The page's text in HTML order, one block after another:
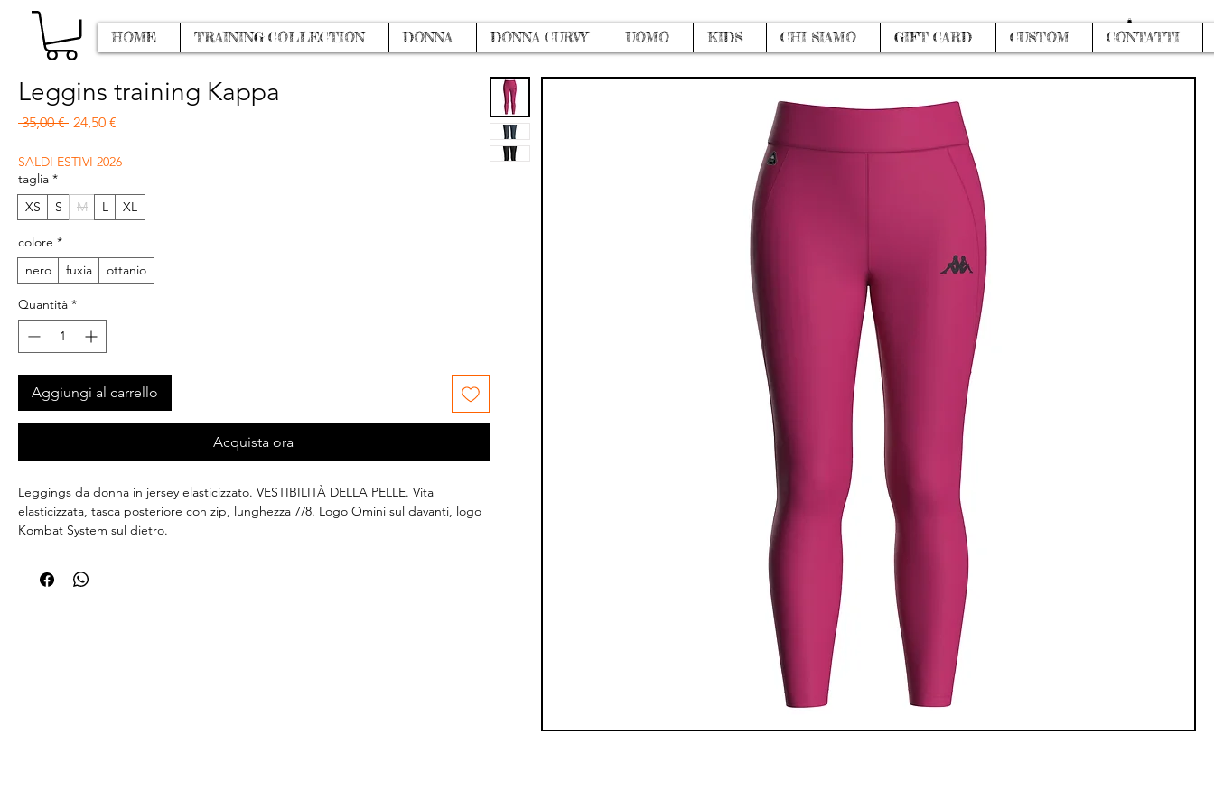
Accedi
HOME TRAINING COLLECTION DONNA DONNA CURVY UOMO KIDS CHI SIAMO GIFT CARD CUSTOM CONTATTI
Leggins training Kappa
35,00 € Prezzo regolare
24,50 €
SALDI ESTIVI 2026
taglia *
XS
S M L XL
colore *
nero
fuxia ottanio
Quantità *
Aggiungi al carrello
Acquista ora
Leggings da donna in jersey elasticizzato. VESTIBILITÀ DELLA PELLE. Vita
elasticizzata, tasca posteriore con zip, lunghezza 7/8. Logo Omini sul davanti, logo
Kombat System sul dietro.